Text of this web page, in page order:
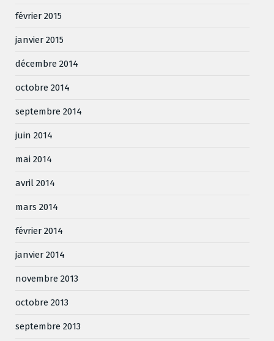
février 2015
janvier 2015
décembre 2014
octobre 2014
septembre 2014
juin 2014
mai 2014
avril 2014
mars 2014
février 2014
janvier 2014
novembre 2013
octobre 2013
septembre 2013